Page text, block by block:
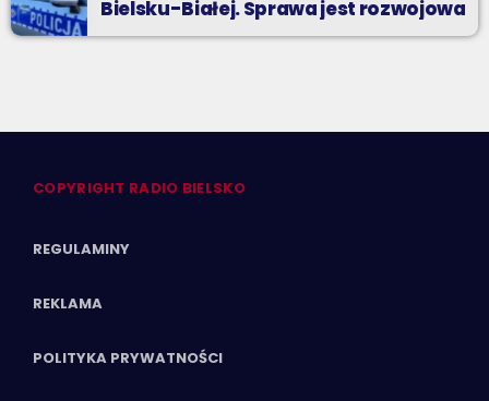
Bielsku-Białej. Sprawa jest rozwojowa
COPYRIGHT RADIO BIELSKO
REGULAMINY
REKLAMA
POLITYKA PRYWATNOŚCI